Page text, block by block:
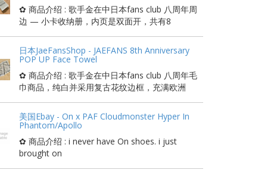
✿ 商品介绍 : 歌手金在中日本fans club 八周年周
边 — 小卡收纳册，内页是双面开，共有8
日本JaeFansShop - JAEFANS 8th Anniversary
POP UP Face Towel
✿ 商品介绍 : 歌手金在中日本fans club 八周年毛
巾商品，纯白并采用复古花纹边框，充满欧洲
美国Ebay - On x PAF Cloudmonster Hyper In
Phantom/Apollo
✿ 商品介绍 : i never have On shoes. i just
brought on